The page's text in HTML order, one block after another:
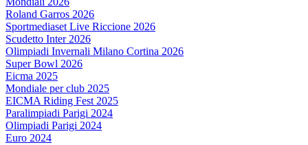
Roland Garros 2026
Sportmediaset Live Riccione 2026
Scudetto Inter 2026
Olimpiadi Invernali Milano Cortina 2026
Super Bowl 2026
Eicma 2025
Mondiale per club 2025
EICMA Riding Fest 2025
Paralimpiadi Parigi 2024
Olimpiadi Parigi 2024
Euro 2024